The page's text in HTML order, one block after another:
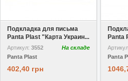
Подкладка для письма
Panta Plast "Карта Украин...
Артикул: 3552
На складе
Panta Plast
402,40 грн
Panta
Panta